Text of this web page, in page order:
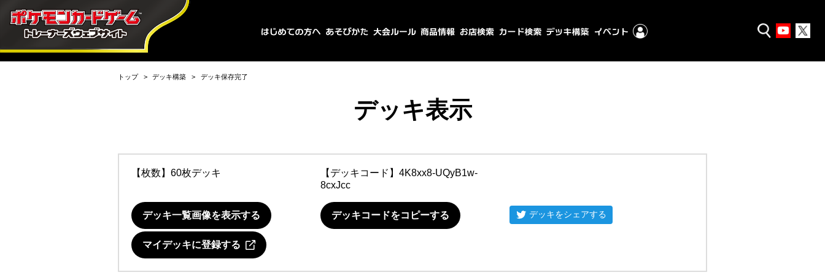
トップ デッキ構築 デッキ保存完了
デッキ表示
【枚数】60枚デッキ 【デッキコード】 4K8xx8-UQyB1w-
8cxJcc
デッキ一覧画像を表示する デッキコードをコピーする デッキをシェアする
マイデッキに登録する